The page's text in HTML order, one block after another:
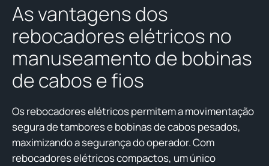
As vantagens dos
rebocadores elétricos no
manuseamento de bobinas
de cabos e fios
Os rebocadores elétricos permitem a movimentação
segura de tambores e bobinas de cabos pesados,
maximizando a segurança do operador. Com
rebocadores elétricos compactos, um único